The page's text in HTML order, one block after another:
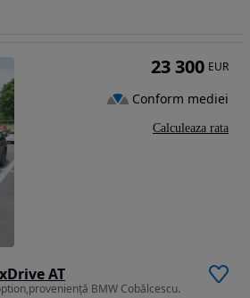
AT
BMW Cobălcescu.
23 300 EUR
Conform mediei
Calculeaza rata